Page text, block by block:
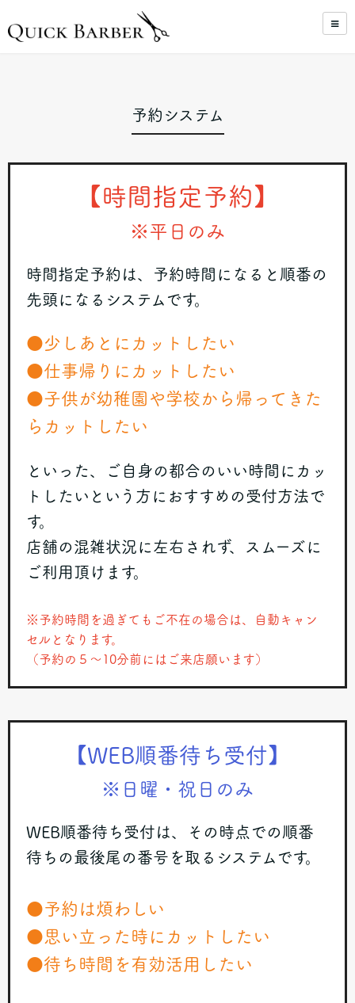
予約システム
【時間指定予約】
※平日のみ
時間指定予約は、予約時間になると順番の
先頭になるシステムです。
●少しあとにカットしたい
●仕事帰りにカットしたい
●子供が幼稚園や学校から帰ってきた
らカットしたい
といった、ご自身の都合のいい時間にカッ
トしたいという方におすすめの受付方法で
す。
店舗の混雑状況に左右されず、スムーズに
ご利用頂けます。
※予約時間を過ぎてもご不在の場合は、自動キャン
セルとなります。
（予約の５～10分前にはご来店願います）
【WEB順番待ち受付】
※日曜・祝日のみ
WEB順番待ち受付は、その時点での順番
待ちの最後尾の番号を取るシステムです。
●予約は煩わしい
●思い立った時にカットしたい
●待ち時間を有効活用したい